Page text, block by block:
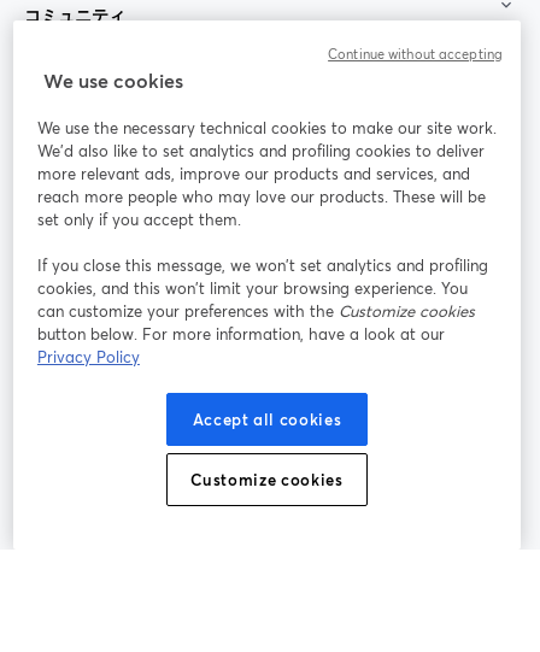
コミュニティ
StreamYard：
参加する
ライ
ンセ
ミナ
ー
Facebook
新しいタブで開く(Twitter)
YouTube
Instagram
新しいタブで開く
LinkedIn
新しいタブで開く
新しいタブで開く
プラットフォーム利用規約
個人情報保護方針 クッキーポリシー
We use cookies
We use the necessary technical cookies to make our site work.
We'd also like to set analytics and profiling cookies to deliver
more relevant ads, improve our products and services, and
reach more people who may love our products. These will be
set only if you accept them.
If you close this message, we won’t set analytics and profiling
cookies, and this won’t limit your browsing experience. You
can customize your preferences with the Customize cookies
button below. For more information, have a look at our
Privacy Policy
Accept all cookies
Customize cookies
Continue without accepting